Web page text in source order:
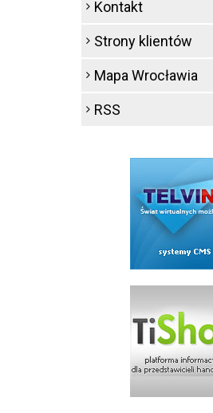
Kontakt
Strony klientów
Mapa Wrocławia
RSS